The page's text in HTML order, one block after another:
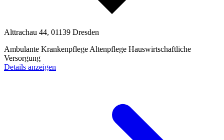
Alttrachau 44, 01139 Dresden
Ambulante Krankenpflege Altenpflege Hauswirtschaftliche
Versorgung
Details anzeigen